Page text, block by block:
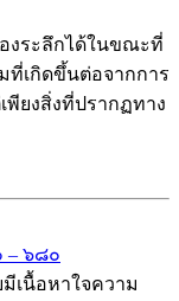
งระลึกได้ในขณะที่
ที่เกิดขึ้นต่อจากการ
พียงสิ่งที่ปรากฏทาง
– ๖๘๐
เนื้อหาใจความ